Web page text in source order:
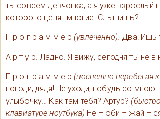
ты совсем девчонка, а я уже взрослый
которого ценят многие. Слышишь?
П р о г р а м м е р (увлеченно). Два! Ишь
А р т у р. Ладно. Я вижу, сегодня ты не в
П р о г р а м м е р (поспешно перебегая к
погоди, дядя! Не уходи, побудь со
улыбочку… Как там тебя? Артур?
клавиатуре ноутбука) Не – оби – жай –